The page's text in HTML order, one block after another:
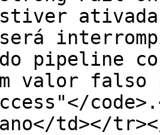
do pipeline
valor falso
td></